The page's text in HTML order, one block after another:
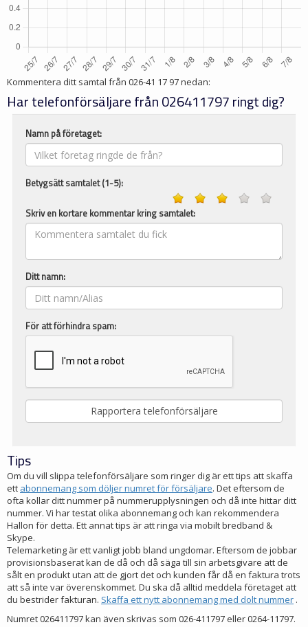
Kommentera ditt samtal från 026-41 17 97nedan:
Har telefonförsäljare från 026411797 ringt dig?
Namn på företaget:
Betygsätt samtalet (1-5):
Skriv en kortare kommentar kring samtalet:
Ditt namn:
För att förhindra spam:
Tips
Om du vill slippa telefonförsäljare som ringer dig är ett tips att skaffa
ett abonnemang som döljer numret för försäljare. Det eftersom de
ofta kollar ditt nummer på nummerupplysningen och då inte hittar ditt
nummer. Vi har testat olika abonnemang och kan rekommendera
Hallon för detta. Ett annat tips är att ringa via mobilt bredband &
Skype.
Telemarketing är ett vanligt jobb bland ungdomar. Eftersom de jobbar
provisionsbaserat kan de då och då säga till sin arbetsgivare att de
sålt en produkt utan att de gjort det och kunden får då en faktura trots
att så inte var överenskommet. Du ska då alltid meddela företaget att
du bestrider fakturan. Skaffa ett nytt abonnemang med dolt nummer .
Numret 026411797 kan även skrivas som 026-411797 eller 0264-11797.